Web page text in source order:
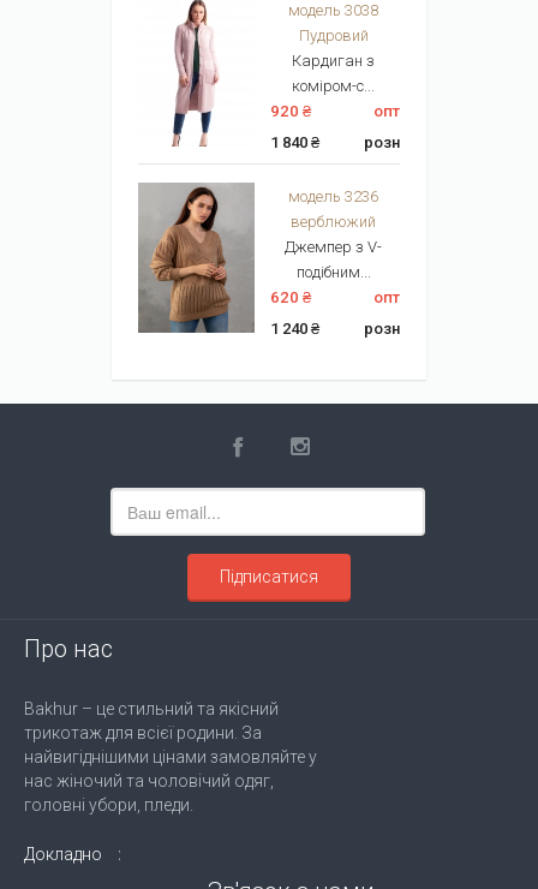
модель 3038
Пудровий
Кардиган з
коміром-с...
920 ₴
опт
1 840 ₴
розн
модель 3236
верблюжий
Джемпер з V-
подібним...
620 ₴
опт
1 240 ₴
розн
Підписатися
Про нас
Bakhur – це стильний та якісний
трикотаж для всієї родини. За
найвигіднішими цінами замовляйте у
нас жіночий та чоловічий одяг,
головні убори, пледи.
Докладно